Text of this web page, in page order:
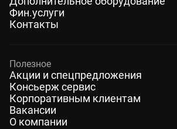
Фин.услуги
Контакты
Полезное
Акции и спецпредложения
Консьерж сервис
Корпоративным клиентам
Вакансии
О компании